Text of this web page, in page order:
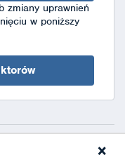
zmiany uprawnień
w poniższy
XML
×